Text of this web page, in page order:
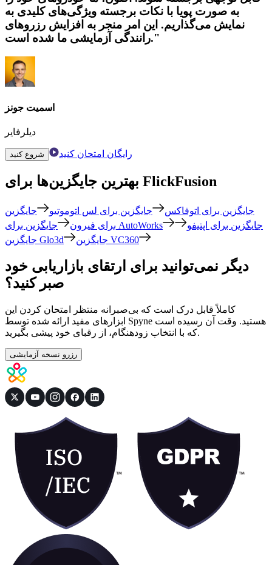
به صورت پویا با نکات برجسته ویژگی‌های کلیدی به
نمایش می‌گذاریم. این امر منجر به افزایش رزروهای
رانندگی آزمایشی ما شده است."
اسمیت جونز
دیلرفایر
شروع کنید رایگان امتحان کنید
بهترین جایگزین‌ها برای FlickFusion
جایگزین برای اتوفاکس جایگزین برای لس اتوموتیو
جایگزین
برای فیرون جایگزین برای AutoWorks
جایگزین برای اپتیفو
جایگزین Glo3d
جایگزین VC360
دیگر نمی‌توانید برای ارتقای بازاریابی خود
صبر کنید؟
کاملاً قابل درک است که بی‌صبرانه منتظر امتحان کردن این
ابزارهای مفید ارائه شده توسط Spyne هستید. وقت آن رسیده است
که با انتخاب زودهنگام، از رقبای خود پیشی بگیرید.
رزرو نسخه آزمایشی